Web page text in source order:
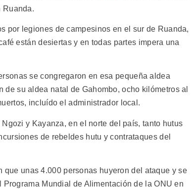
Ruanda.
por legiones de campesinos en el sur de Ruanda,
están desiertas y en todas partes impera una
se congregaron en esa pequeña aldea
su aldea natal de Gahombo, ocho kilómetros al
incluído el administrador local.
y Kayanza, en el norte del país, tanto hutus
de rebeldes hutu y contrataques del
unas 4.000 personas huyeron del ataque y se
Mundial de Alimentación de la ONU en